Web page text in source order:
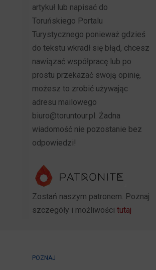
artykuł lub napisać do
Toruńskiego Portalu
Turystycznego ponieważ gdzieś
do tekstu wkradł się błąd, chcesz
nawiązać współpracę lub po
prostu przekazać swoją opinię,
możesz to zrobić używając
adresu mailowego
biuro@toruntour.pl. Żadna
wiadomość nie pozostanie bez
odpowiedzi!
Zostań naszym patronem. Poznaj
szczegóły i możliwości tutaj
POZNAJ